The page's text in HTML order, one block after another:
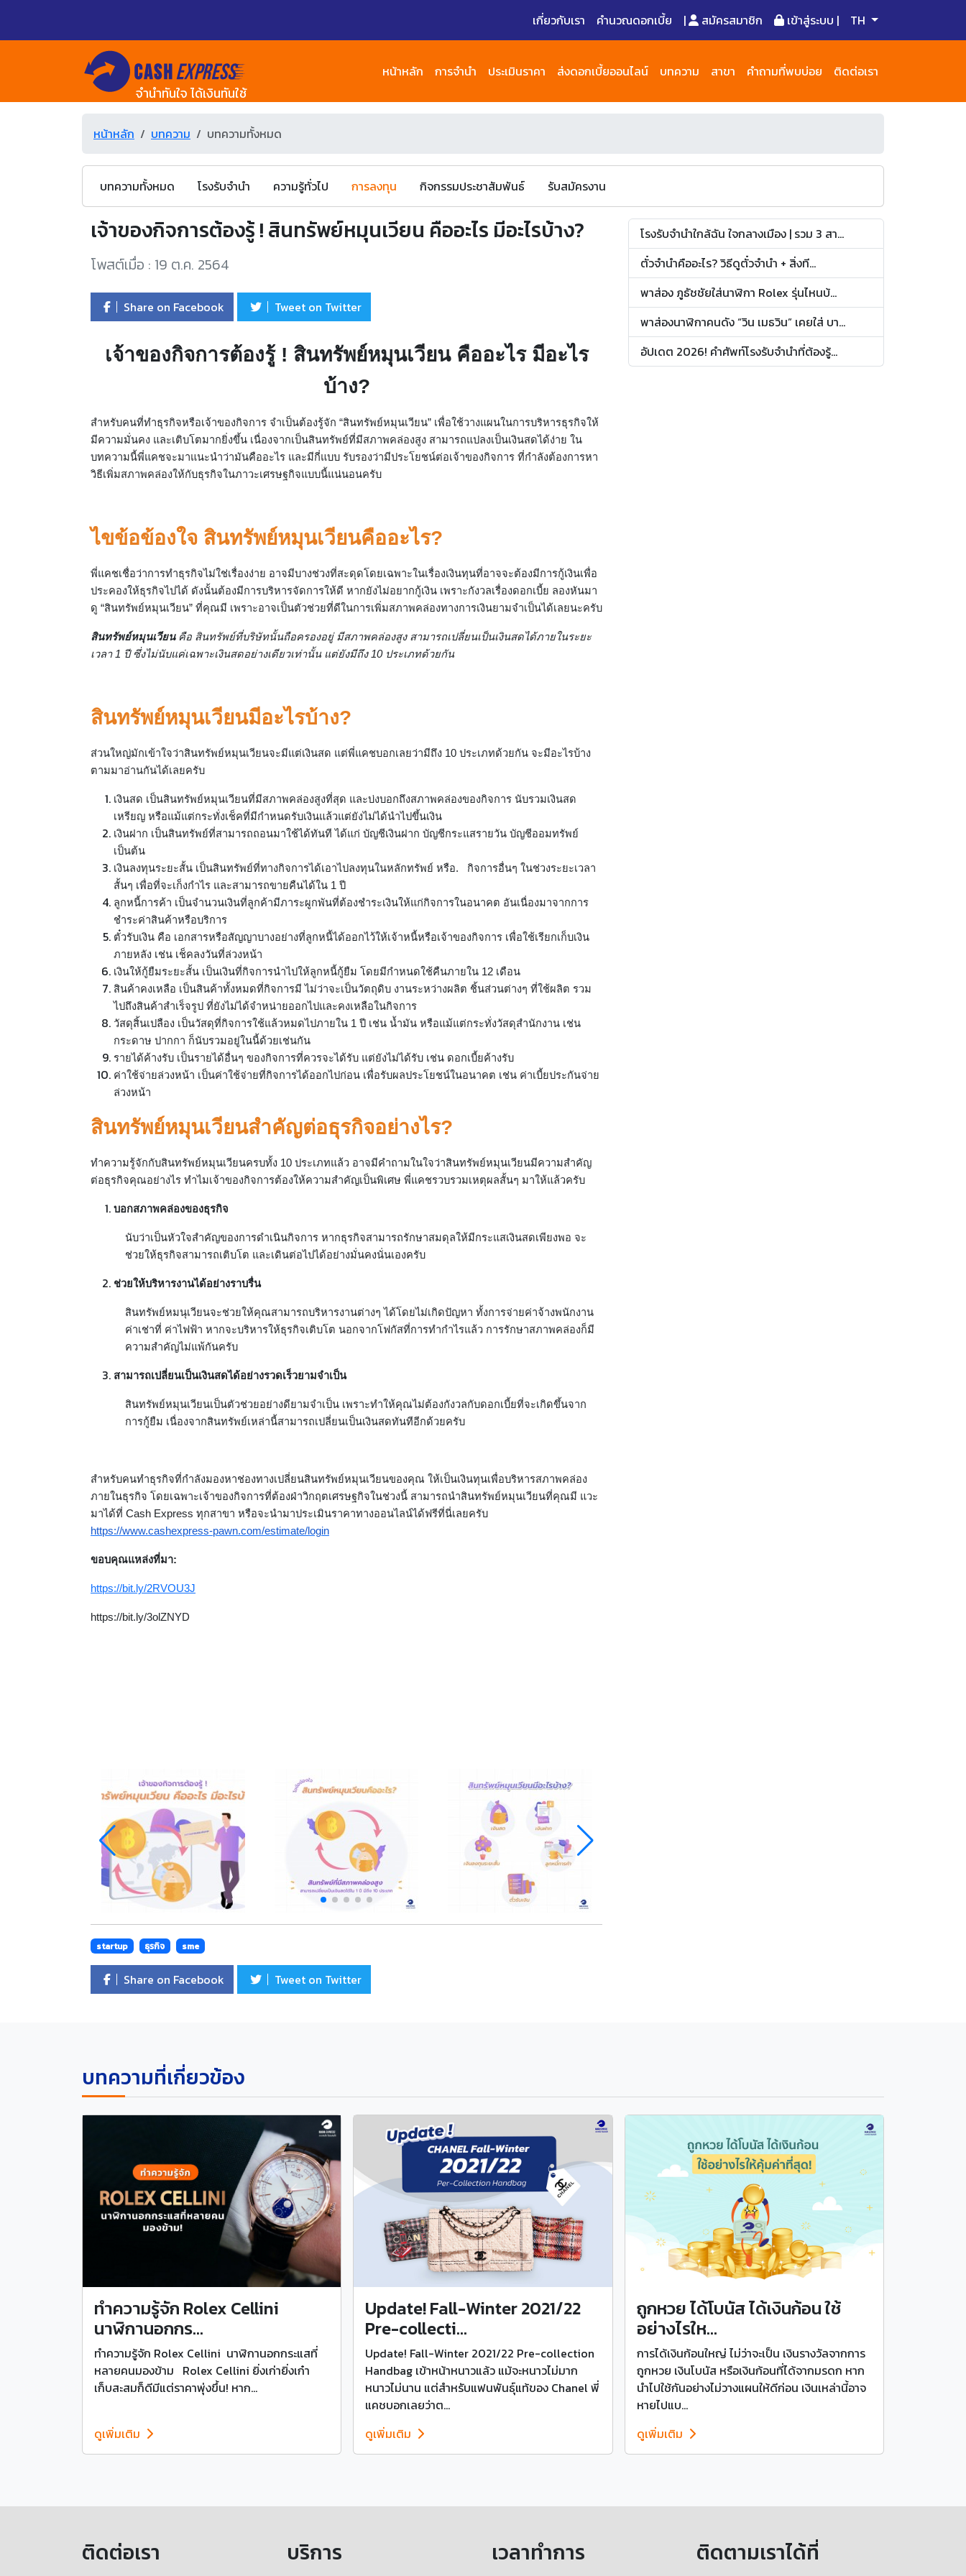
เกี่ยวกับเรา คำนวณดอกเบี้ย | สมัครสมาชิก เข้าสู่ระบบ | TH
จำนำทันใจ ได้เงินทันใช้
หน้าหลัก การจำนำ ประเมินราคา ส่งดอกเบี้ยออนไลน์ บทความ สาขา คำถามที่พบบ่อย ติดต่อเรา
หน้าหลัก บทความ บทความทั้งหมด
บทความทั้งหมด โรงรับจำนำ ความรู้ทั่วไป การลงทุน กิจกรรมประชาสัมพันธ์ รับสมัครงาน
เจ้าของกิจการต้องรู้ ! สินทรัพย์หมุนเวียน คืออะไร มีอะไรบ้าง?
โพสต์เมื่อ : 19 ต.ค. 2564
Share on Facebook Tweet on Twitter
เจ้าของกิจการต้องรู้ ! สินทรัพย์หมุนเวียน คืออะไร มีอะไร
บ้าง?
สำหรับคนที่ทำธุรกิจหรือเจ้าของกิจการ จำเป็นต้องรู้จัก “สินทรัพย์หมุนเวียน” เพื่อใช้วางแผนในการบริหารธุรกิจให้
มีความมั่นคง และเติบโตมากยิ่งขึ้น เนื่องจากเป็นสินทรัพย์ที่มีสภาพคล่องสูง สามารถแปลงเป็นเงินสดได้ง่าย ใน
บทความนี้พี่แคชจะมาแนะนำว่ามันคืออะไร และมีกี่แบบ รับรองว่ามีประโยชน์ต่อเจ้าของกิจการ ที่กำลังต้องการหา
วิธีเพิ่มสภาพคล่องให้กับธุรกิจในภาวะเศรษฐกิจแบบนี้แน่นอนครับ
ไขข้อข้องใจ สินทรัพย์หมุนเวียนคืออะไร?
พี่แคชเชื่อว่าการทำธุรกิจไม่ใช่เรื่องง่าย อาจมีบางช่วงที่สะดุดโดยเฉพาะในเรื่องเงินทุนที่อาจจะต้องมีการกู้เงินเพื่อ
ประคองให้ธุรกิจไปได้ ดังนั้นต้องมีการบริหารจัดการให้ดี หากยังไม่อยากกู้เงิน เพราะกังวลเรื่องดอกเบี้ย ลองหันมา
ดู “สินทรัพย์หมุนเวียน” ที่คุณมี เพราะอาจเป็นตัวช่วยที่ดีในการเพิ่มสภาพคล่องทางการเงินยามจำเป็นได้เลยนะครับ
สินทรัพย์หมุนเวียน คือ สินทรัพย์ที่บริษัทนั้นถือครองอยู่ มีสภาพคล่องสูง สามารถเปลี่ยนเป็นเงินสดได้ภายในระยะ
เวลา 1 ปี ซึ่งไม่นับแค่เฉพาะเงินสดอย่างเดียวเท่านั้น แต่ยังมีถึง 10 ประเภทด้วยกัน
สินทรัพย์หมุนเวียนมีอะไรบ้าง?
ส่วนใหญ่มักเข้าใจว่าสินทรัพย์หมุนเวียนจะมีแต่เงินสด แต่พี่แคชบอกเลยว่ามีถึง 10 ประเภทด้วยกัน จะมีอะไรบ้าง
ตามมาอ่านกันได้เลยครับ
เงินสด เป็นสินทรัพย์หมุนเวียนที่มีสภาพคล่องสูงที่สุด และบ่งบอกถึงสภาพคล่องของกิจการ นับรวมเงินสด
เหรียญ หรือแม้แต่กระทั่งเช็คที่มีกำหนดรับเงินแล้วแต่ยังไม่ได้นำไปขึ้นเงิน
เงินฝาก เป็นสินทรัพย์ที่สามารถถอนมาใช้ได้ทันที ได้แก่ บัญชีเงินฝาก บัญชีกระแสรายวัน บัญชีออมทรัพย์
เป็นต้น
เงินลงทุนระยะสั้น เป็นสินทรัพย์ที่ทางกิจการได้เอาไปลงทุนในหลักทรัพย์ หรือ. กิจการอื่นๆ ในช่วงระยะเวลา
สั้นๆ เพื่อที่จะเก็งกำไร และสามารถขายคืนได้ใน 1 ปี
ลูกหนี้การค้า เป็นจำนวนเงินที่ลูกค้ามีภาระผูกพันที่ต้องชำระเงินให้แก่กิจการในอนาคต อันเนื่องมาจากการ
ชำระค่าสินค้าหรือบริการ
ตั๋วรับเงิน คือ เอกสารหรือสัญญาบางอย่างที่ลูกหนี้ได้ออกไว้ให้เจ้าหนี้หรือเจ้าของกิจการ เพื่อใช้เรียกเก็บเงิน
ภายหลัง เช่น เช็คลงวันที่ล่วงหน้า
เงินให้กู้ยืมระยะสั้น เป็นเงินที่กิจการนำไปให้ลูกหนี้กู้ยืม โดยมีกำหนดใช้คืนภายใน 12 เดือน
สินค้าคงเหลือ เป็นสินค้าทั้งหมดที่กิจการมี ไม่ว่าจะเป็นวัตถุดิบ งานระหว่างผลิต ชิ้นส่วนต่างๆ ที่ใช้ผลิต รวม
ไปถึงสินค้าสำเร็จรูป ที่ยังไม่ได้จำหน่ายออกไปและคงเหลือในกิจการ
วัสดุสิ้นเปลือง เป็นวัสดุที่กิจการใช้แล้วหมดไปภายใน 1 ปี เช่น น้ำมัน หรือแม้แต่กระทั่งวัสดุสำนักงาน เช่น
กระดาษ ปากกา ก็นับรวมอยู่ในนี้ด้วยเช่นกัน
รายได้ค้างรับ เป็นรายได้อื่นๆ ของกิจการที่ควรจะได้รับ แต่ยังไม่ได้รับ เช่น ดอกเบี้ยค้างรับ
ค่าใช้จ่ายล่วงหน้า เป็นค่าใช้จ่ายที่กิจการได้ออกไปก่อน เพื่อรับผลประโยชน์ในอนาคต เช่น ค่าเบี้ยประกันจ่าย
ล่วงหน้า
สินทรัพย์หมุนเวียนสำคัญต่อธุรกิจอย่างไร?
ทำความรู้จักกับสินทรัพย์หมุนเวียนครบทั้ง 10 ประเภทแล้ว อาจมีคำถามในใจว่าสินทรัพย์หมุนเวียนมีความสำคัญ
ต่อธุรกิจคุณอย่างไร ทำไมเจ้าของกิจการต้องให้ความสำคัญเป็นพิเศษ พี่แคชรวบรวมเหตุผลสั้นๆ มาให้แล้วครับ
บอกสภาพคล่องของธุรกิจ
นับว่าเป็นหัวใจสำคัญของการดำเนินกิจการ หากธุรกิจสามารถรักษาสมดุลให้มีกระแสเงินสดเพียงพอ จะ
ช่วยให้ธุรกิจสามารถเติบโต และเดินต่อไปได้อย่างมั่นคงนั่นเองครับ
ช่วยให้บริหารงานได้อย่างราบรื่น
สินทรัพย์หมนุเวียนจะช่วยให้คุณสามารถบริหารงานต่างๆ ได้โดยไม่เกิดปัญหา ทั้งการจ่ายค่าจ้างพนักงาน
ค่าเช่าที่ ค่าไฟฟ้า หากจะบริหารให้ธุรกิจเติบโต นอกจากโฟกัสที่การทำกำไรแล้ว การรักษาสภาพคล่องก็มี
ความสำคัญไม่แพ้กันครับ
สามารถเปลี่ยนเป็นเงินสดได้อย่างรวดเร็วยามจำเป็น
สินทรัพย์หมุนเวียนเป็นตัวช่วยอย่างดียามจำเป็น เพราะทำให้คุณไม่ต้องกังวลกับดอกเบี้ยที่จะเกิดขึ้นจาก
การกู้ยืม เนื่องจากสินทรัพย์เหล่านี้สามารถเปลี่ยนเป็นเงินสดทันทีอีกด้วยครับ
สำหรับคนทำธุรกิจที่กำลังมองหาช่องทางเปลี่ยนสินทรัพย์หมุนเวียนของคุณ ให้เป็นเงินทุนเพื่อบริหารสภาพคล่อง
ภายในธุรกิจ โดยเฉพาะเจ้าของกิจการที่ต้องฝ่าวิกฤตเศรษฐกิจในช่วงนี้ สามารถนำสินทรัพย์หมุนเวียนที่คุณมี แวะ
มาได้ที่ Cash Express ทุกสาขา หรือจะนำมาประเมินราคาทางออนไลน์ได้ฟรีที่นี่เลยครับ
https://www.cashexpress-pawn.com/estimate/login
ขอบคุณแหล่งที่มา:
https://bit.ly/2RVOU3J
https://bit.ly/3olZNYD
startup ธุรกิจ sme
Share on Facebook Tweet on Twitter
โรงรับจำนำใกล้ฉัน ใจกลางเมือง | รวม 3 สา...
ตั๋วจำนำคืออะไร? วิธีดูตั๋วจำนำ + สิ่งที...
พาส่อง ภูธัชชัยใส่นาฬิกา Rolex รุ่นไหนบ้...
พาส่องนาฬิกาคนดัง “วิน เมธวิน” เคยใส่ บา...
อัปเดต 2026! คำศัพท์โรงรับจำนำที่ต้องรู้...
บทความที่เกี่ยวข้อง
ทำความรู้จัก Rolex Cellini
นาฬิกานอกกร...
ทำความรู้จัก Rolex Cellini นาฬิกานอกกระแสที่
หลายคนมองข้าม Rolex Cellini ยิ่งเก่ายิ่งเก๋า
เก็บสะสมก็ดีมีแต่ราคาพุ่งขึ้น! หาก...
ดูเพิ่มเติม
Update! Fall-Winter 2021/22
Pre-collecti...
Update! Fall-Winter 2021/22 Pre-collection
Handbag เข้าหน้าหนาวแล้ว แม้จะหนาวไม่มาก
หนาวไม่นาน แต่สำหรับแฟนพันธุ์แท้ของ Chanel พี่
แคชบอกเลยว่าต...
ดูเพิ่มเติม
ถูกหวย ได้โบนัส ได้เงินก้อน ใช้
อย่างไรให...
การได้เงินก้อนใหญ่ ไม่ว่าจะเป็น เงินรางวัลจากการ
ถูกหวย เงินโบนัส หรือเงินก้อนที่ได้จากมรดก หาก
นำไปใช้กันอย่างไม่วางแผนให้ดีก่อน เงินเหล่านี้อาจ
หายไปแบ...
ดูเพิ่มเติม
ติดต่อเรา บริการ เวลาทำการ ติดตามเราได้ที่